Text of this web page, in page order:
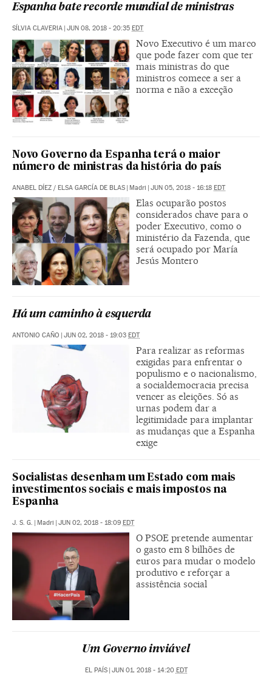
Espanha bate recorde mundial de ministras
SÍLVIA CLAVERIA | JUN 08, 2018 - 20:35 EDT
Novo Executivo é um marco
que pode fazer com que ter
mais ministras do que
ministros comece a ser a
norma e não a exceção
Novo Governo da Espanha terá o maior
número de ministras da história do país
ANABEL DÍEZ / ELSA GARCÍA DE BLAS | Madri | JUN 05, 2018 - 16:18 EDT
Elas ocuparão postos
considerados chave para o
poder Executivo, como o
ministério da Fazenda, que
será ocupado por María
Jesús Montero
Há um caminho à esquerda
ANTONIO CAÑO | JUN 02, 2018 - 19:03 EDT
Para realizar as reformas
exigidas para enfrentar o
populismo e o nacionalismo,
a socialdemocracia precisa
vencer as eleições. Só as
urnas podem dar a
legitimidade para implantar
as mudanças que a Espanha
exige
Socialistas desenham um Estado com mais
investimentos sociais e mais impostos na
Espanha
J. S. G. | Madri | JUN 02, 2018 - 18:09 EDT
O PSOE pretende aumentar
o gasto em 8 bilhões de
euros para mudar o modelo
produtivo e reforçar a
assistência social
Um Governo inviável
EL PAÍS | JUN 01, 2018 - 14:20 EDT